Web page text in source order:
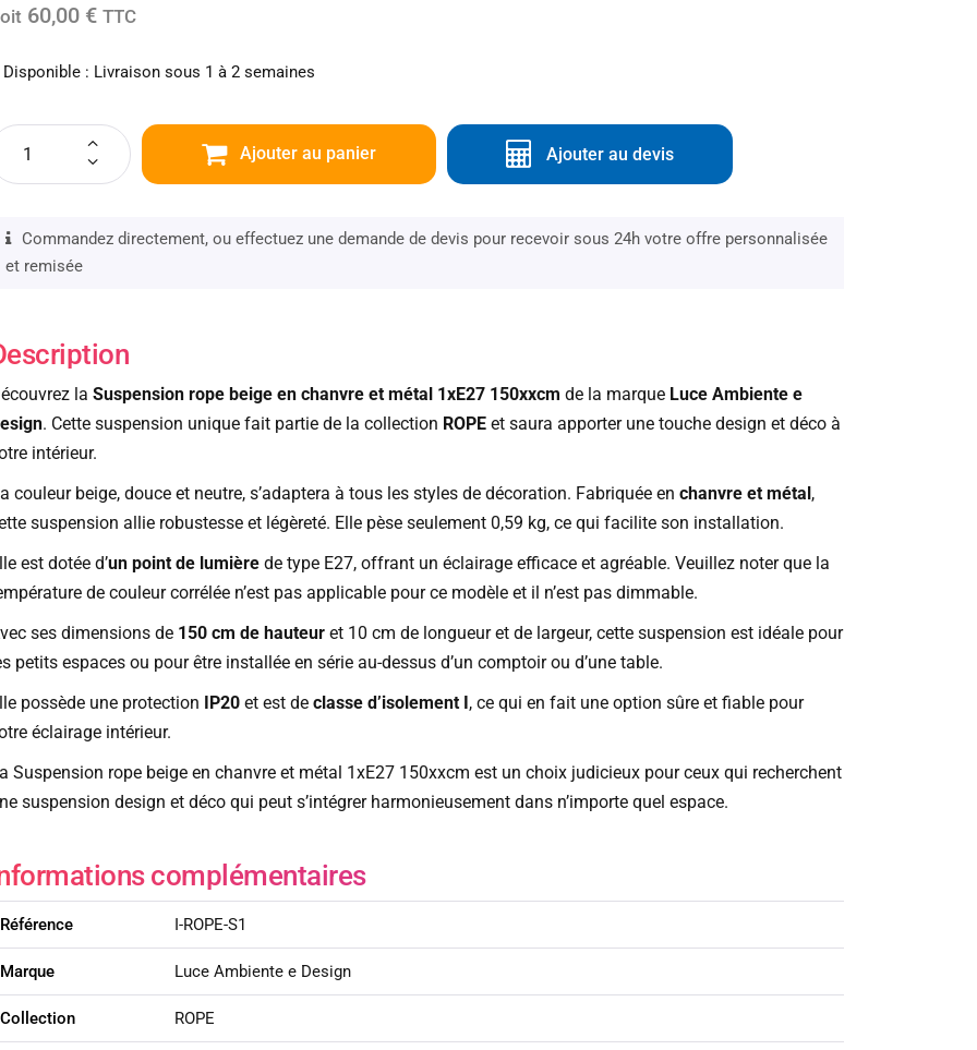
60,00 € TTC
Disponible : Livraison sous 1 à 2 semaines
Ajouter au panier Ajouter au devis
Commandez directement, ou effectuez une demande de devis pour recevoir sous 24h votre offre personnalisée
et remisée
la Suspension rope beige en chanvre et métal 1xE27 150xxcm de la marque Luce Ambiente e
. Cette suspension unique fait partie de la collection ROPEet saura apporter une touche design et déco à
intérieur.
couleur beige, douce et neutre, s’adaptera à tous les styles de décoration. Fabriquée en chanvre et métal,
suspension allie robustesse et légèreté. Elle pèse seulement 0,59 kg, ce qui facilite son installation.
est dotée d’un point de lumièrede type E27, offrant un éclairage efficace et agréable. Veuillez noter que la
de couleur corrélée n’est pas applicable pour ce modèle et il n’est pas dimmable.
ses dimensions de 150 cm de hauteuret 10 cm de longueur et de largeur, cette suspension est idéale pour
petits espaces ou pour être installée en série au-dessus d’un comptoir ou d’une table.
possède une protection IP20et est de classe d’isolement I, ce qui en fait une option sûre et fiable pour
éclairage intérieur.
Suspension rope beige en chanvre et métal 1xE27 150xxcm est un choix judicieux pour ceux qui recherchent
suspension design et déco qui peut s’intégrer harmonieusement dans n’importe quel espace.
complémentaires
Référence I-ROPE-S1
Marque Luce Ambiente e Design
Collection ROPE